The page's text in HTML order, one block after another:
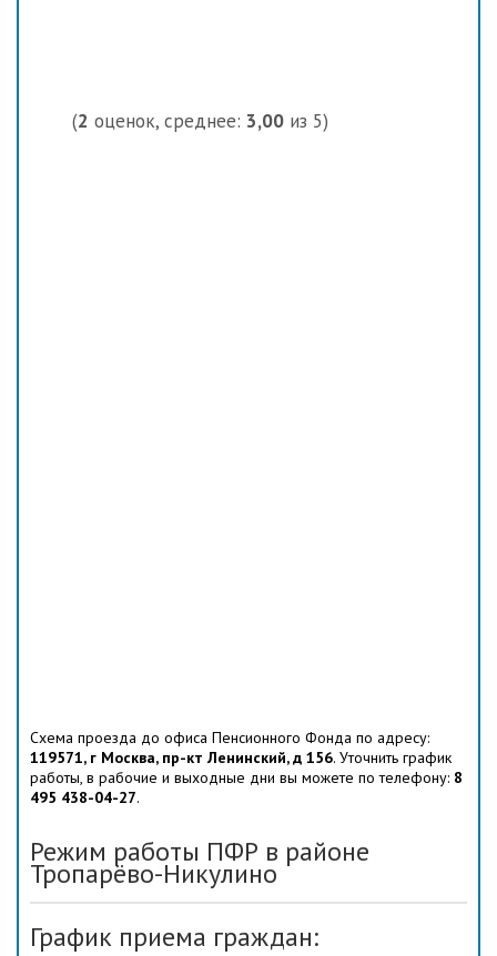
(2 оценок, среднее: 3,00 из 5)
Схема проезда до офиса Пенсионного Фонда по адресу:
119571, г Москва, пр-кт Ленинский, д 156. Уточнить график
работы, в рабочие и выходные дни вы можете по телефону: 8
495 438-04-27.
Режим работы ПФР в районе
Тропарёво-Никулино
График приема граждан: